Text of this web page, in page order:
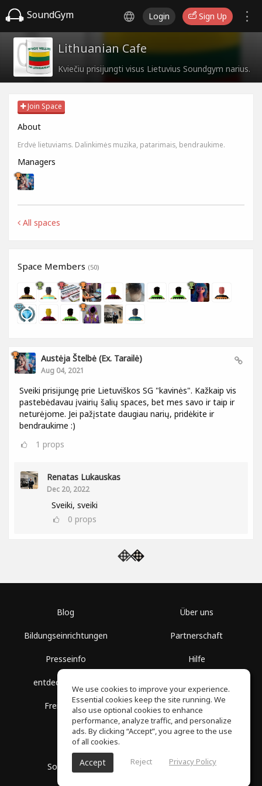
SoundGym Login Sign Up
Lithuanian Cafe
Kviečiu prisijungti visus Lietuvius Soundgym narius.
Join Space
About
Erdvė lietuviams. Dalinkimės muzika, patarimais, bendraukime.
Managers
All spaces
Space Members (50)
Austėja Štelbė (ex. Tarailė)
Aug 04, 2021
Sveiki prisijungę prie Lietuviškos SG "kavinės". Kažkaip vis
pastebėdavau įvairių šalių spaces, bet mes savo ir taip ir
neturėjome. Jei pažįstate daugiau narių, pridėkite ir
bendraukime :)
1 props
Renatas Lukauskas
Dec 20, 2022
Sveiki, sveiki
0 props
Blog
Bildungseinrichtungen
Presseinfo
entdecke Räume
Freie Kurse
Über uns
Partnerschaft
Hilfe
Datenschutz
SoundGym, Alle Rechte vorbehalten © 2026
We use cookies to improve your experience.
Essential cookies keep the site running. We
also use optional cookies to enhance
performance, analyze traffic, and personalize
ads. By clicking “Accept”, you agree to the use
of all cookies.
Accept Reject Privacy Policy